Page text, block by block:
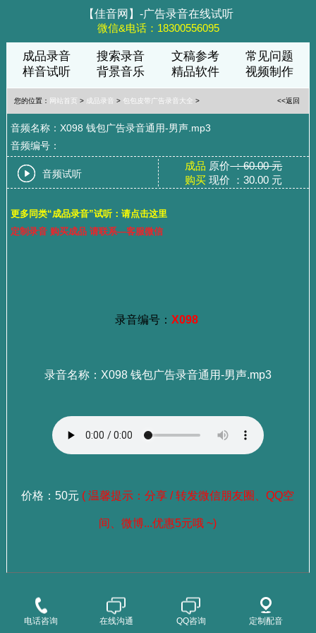
【佳音网】-广告录音在线试听
微信&电话：18300556095
成品录音 搜索录音 文稿参考
常见问题
样音试听
背景音乐 精品软件 视频制作
您的位置： 网站首页 > 成品录音 >包包皮带广告录音大全 > <<返回
音频名称：X098 钱包广告录音通用-男声.mp3
音频编号：
音频试听
成品 原价：60.00 元
购买 现价 ：30.00 元
更多同类“成品录音”试听：请点击这里
定制录音 购买成品 请联系—客服微信
录音编号： X098
录音名称：X098 钱包广告录音通用-男声.mp3
价格：50元 ( 温馨提示：分享 / 转发微信朋友圈、QQ空
间、微博...优惠5元哦 ~)
选择老师试听 点这里查看>>>
电话咨询 在线沟通 QQ咨询 定制配音